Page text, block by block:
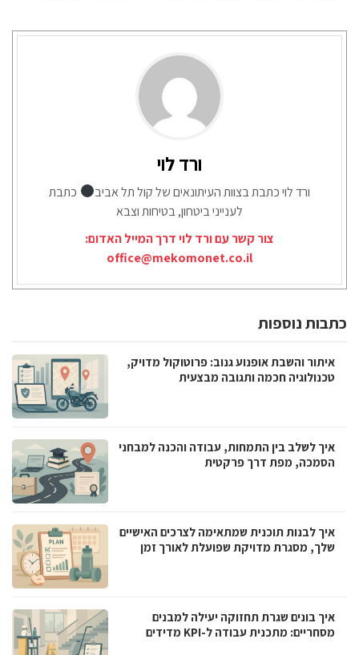
ורד לוי
ורד לוי כתבת בצוות העיתונאים של קול תל אביב
כתבת
לענייני ביטחון, בטיחות וצבא
צור קשר עם ורד לוי דרך המייל האדום:
office@mekomonet.co.il
כתבות נוספות
איתור והשבת אופנוע גנוב: פרוטוקול מדויק,
טכנולוגיה חכמה ותגובה מבצעית
איך לשלב בין התמחות, עבודה והכנה למבחני
הסמכה, מפת דרך פרקטית
איך לבנות תוכנית שמתאימה לצרכים האישיים
שלך, מסגרת מדויקת שפועלת לאורך זמן
איך בונים שגרת תחזוקה יעילה למבנים
מסחריים: מתכנית עבודה ל-KPI מדידים